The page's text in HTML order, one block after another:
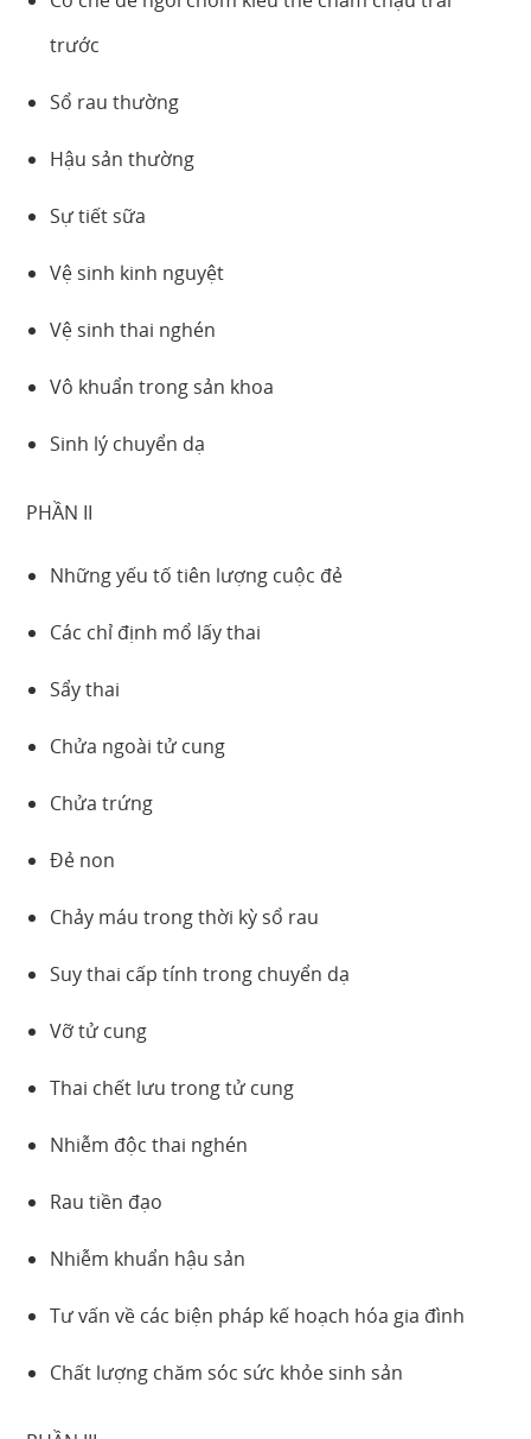
trước
Sổ rau thường
Hậu sản thường
Sự tiết sữa
Vệ sinh kinh nguyệt
Vệ sinh thai nghén
Vô khuẩn trong sản khoa
Sinh lý chuyển dạ
PHẦN II
Những yếu tố tiên lượng cuộc đẻ
Các chỉ định mổ lấy thai
Sẩy thai
Chửa ngoài tử cung
Chửa trứng
Đẻ non
Chảy máu trong thời kỳ sổ rau
Suy thai cấp tính trong chuyển dạ
Vỡ tử cung
Thai chết lưu trong tử cung
Nhiễm độc thai nghén
Rau tiền đạo
Nhiễm khuẩn hậu sản
Tư vấn về các biện pháp kế hoạch hóa gia đình
Chất lượng chăm sóc sức khỏe sinh sản